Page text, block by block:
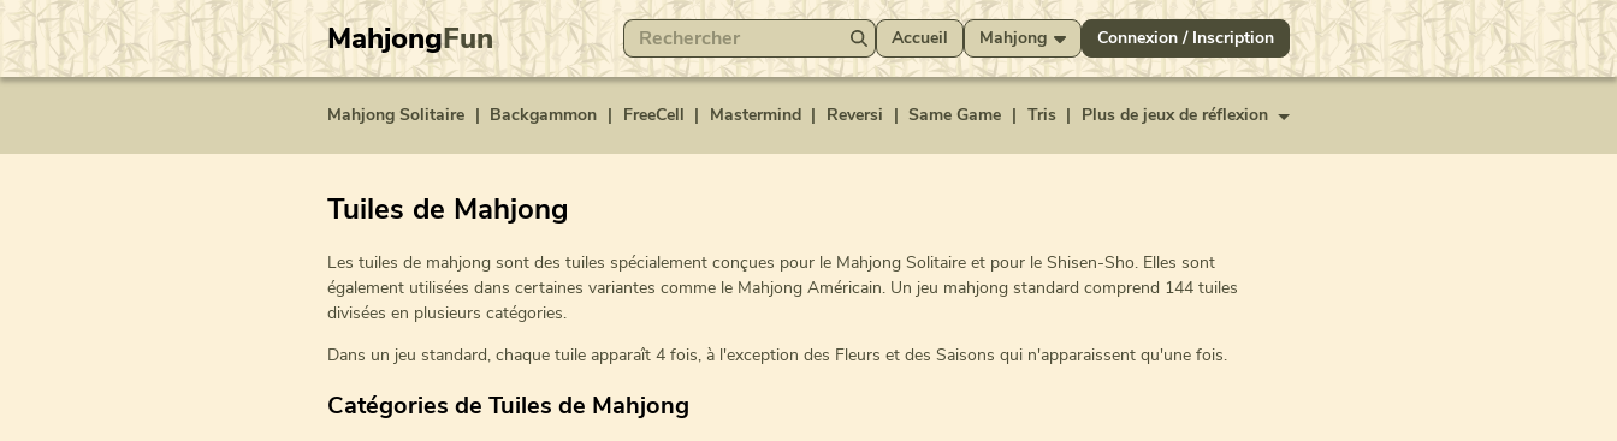
MahjongFun Accueil Mahjong Connexion / Inscription
Mahjong Solitaire | Backgammon | FreeCell | Mastermind | Reversi | Same Game | Tris | Plus de jeux de réflexion
Tuiles de Mahjong
Les tuiles de mahjong sont des tuiles spécialement conçues pour le Mahjong Solitaire et pour le Shisen-Sho. Elles sont
également utilisées dans certaines variantes comme le Mahjong Américain. Un jeu mahjong standard comprend 144 tuiles
divisées en plusieurs catégories.
Dans un jeu standard, chaque tuile apparaît 4 fois, à l'exception des Fleurs et des Saisons qui n'apparaissent qu'une fois.
Catégories de Tuiles de Mahjong